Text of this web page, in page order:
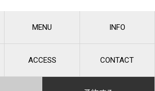
MENU INFO
ACCESS CONTACT